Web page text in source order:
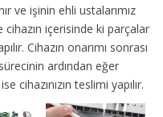
ve işinin ehli ustalarımız
cihazın içerisinde ki parçalar
Cihazın onarımı sonrası
ardından eğer
teslimi yapılır.